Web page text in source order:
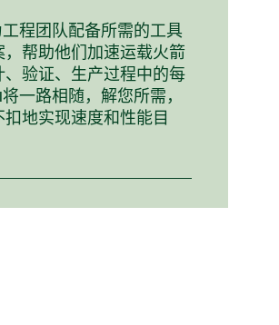
程团队配备所需的工具
，帮助他们加速运载火箭
、验证、生产过程中的每
一路相随，解您所需，
地实现速度和性能目